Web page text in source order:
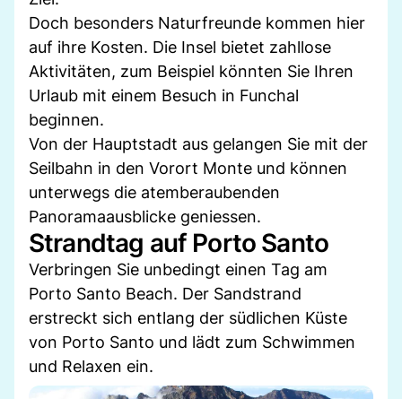
Doch besonders Naturfreunde kommen hier
auf ihre Kosten. Die Insel bietet zahllose
Aktivitäten, zum Beispiel könnten Sie Ihren
Urlaub mit einem Besuch in Funchal
beginnen.
Von der Hauptstadt aus gelangen Sie mit der
Seilbahn in den Vorort Monte und können
unterwegs die atemberaubenden
Panoramaausblicke geniessen.
Strandtag auf Porto Santo
Verbringen Sie unbedingt einen Tag am
Porto Santo Beach. Der Sandstrand
erstreckt sich entlang der südlichen Küste
von Porto Santo und lädt zum Schwimmen
und Relaxen ein.